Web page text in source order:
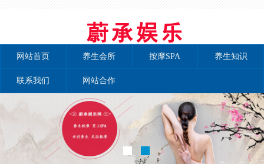
网站首页 养生会所 按摩SPA 养生知识
联系我们 网站合作